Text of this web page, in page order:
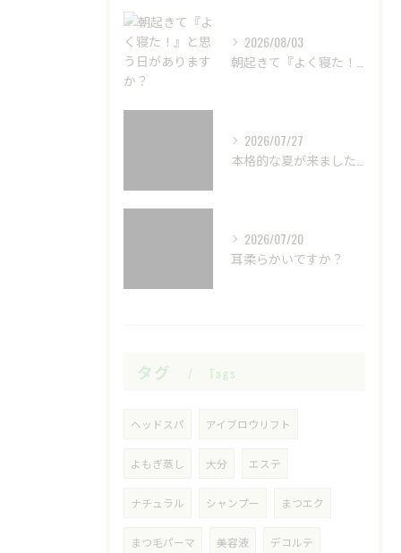
2026/08/03
朝起きて『よく寝た！』と思う日がありますか？
2026/07/27
本格的な夏が来ました☀️
2026/07/20
耳柔らかいですか？
タグ Tags
ヘッドスパ アイブロウリフト
よもぎ蒸し 大分 エステ
ナチュラル シャンプー まつエク
まつ毛パーマ 美容液 デコルテ